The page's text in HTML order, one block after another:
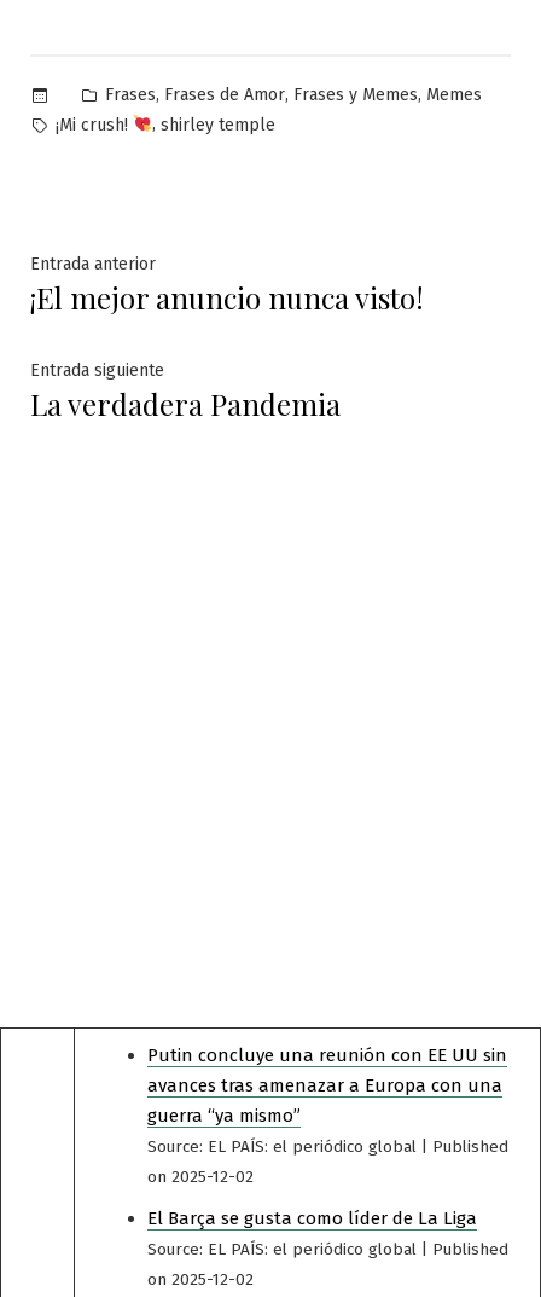
Publicado
en
Frases, Frases de Amor, Frases y Memes, Memes
Etiquetas:
¡Mi crush! , shirley temple
Navegación
de
entradas
Entrada anteriorEntrada
anterior:
¡El mejor anuncio nunca visto!
Entrada siguiente
siguiente:
La verdadera Pandemia
Putin concluye una reunión con EE UU sin
avances tras amenazar a Europa con una
guerra “ya mismo”
Source: EL PAÍS: el periódico global
Published
on 2025-12-02
El Barça se gusta como líder de La Liga
Source: EL PAÍS: el periódico global
Published
on 2025-12-02